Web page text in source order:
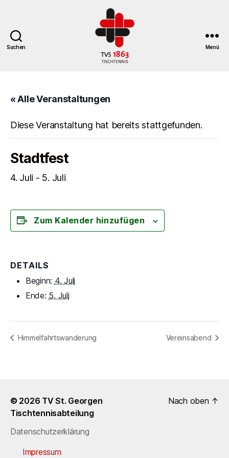
Suchen Menü
« Alle Veranstaltungen
Diese Veranstaltung hat bereits stattgefunden.
Stadtfest
4. Juli - 5. Juli
Zum Kalender hinzufügen
DETAILS
Beginn: 4. Juli
Ende: 5. Juli
Himmelfahrtswanderung Vereinsabend
© 2026 TV St. Georgen
Tischtennisabteilung
Datenschutzerklärung
Impressum
Nach oben ↑